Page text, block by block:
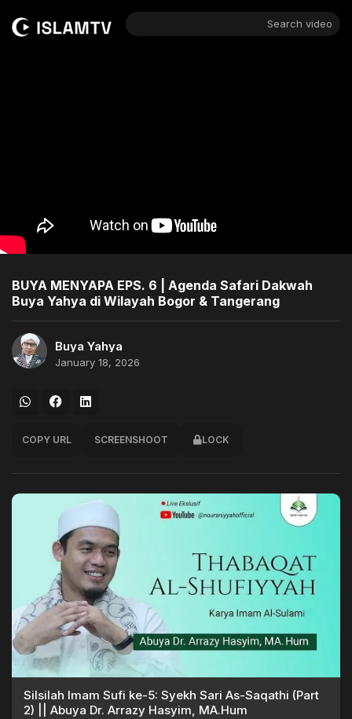
Search video
BUYA MENYAPA EPS. 6 | Agenda Safari Dakwah
Buya Yahya di Wilayah Bogor & Tangerang
Buya Yahya
January 18, 2026
COPY URL SCREENSHOOT LOCK
Silsilah Imam Sufi ke-5: Syekh Sari As-Saqathi (Part
2) || Abuya Dr. Arrazy Hasyim, MA.Hum